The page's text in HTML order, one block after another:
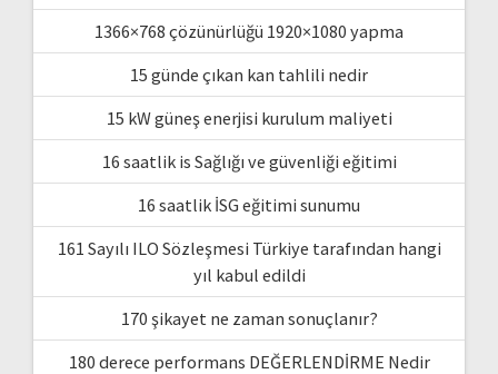
1366×768 çözünürlüğü 1920×1080 yapma
15 günde çıkan kan tahlili nedir
15 kW güneş enerjisi kurulum maliyeti
16 saatlik is Sağlığı ve güvenliği eğitimi
16 saatlik İSG eğitimi sunumu
161 Sayılı ILO Sözleşmesi Türkiye tarafından hangi
yıl kabul edildi
170 şikayet ne zaman sonuçlanır?
180 derece performans DEĞERLENDİRME Nedir